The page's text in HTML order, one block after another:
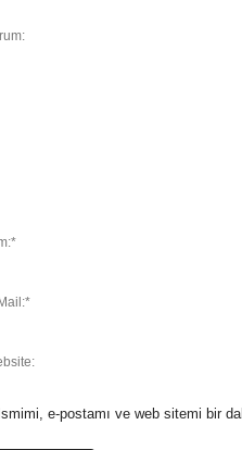
Ismimi, e-postamı ve web sitemi bir